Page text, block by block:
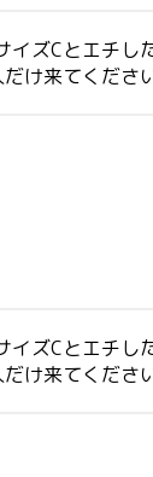
ズCとエチ
け来てくだ
ズCとエチ
け来てくだ